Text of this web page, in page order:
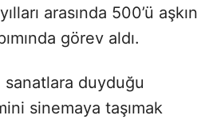
arasında 500’ü aşkın
görev aldı.
duyduğu
sinemaya taşımak